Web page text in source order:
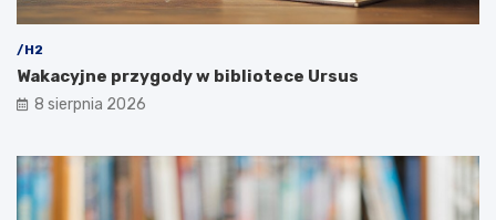
/H2
Wakacyjne przygody w bibliotece Ursus
8 sierpnia 2026